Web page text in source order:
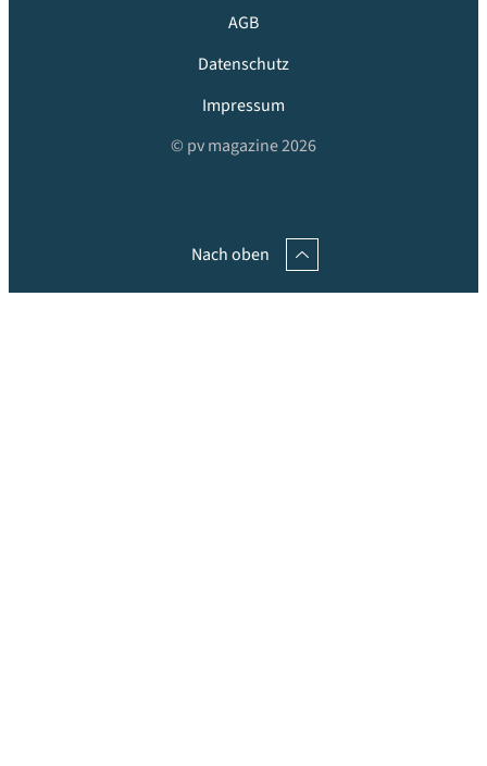
AGB
Datenschutz
Impressum
© pv magazine 2026
Nach oben